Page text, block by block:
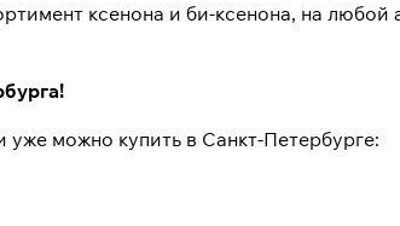
ксенона и би-ксенона, на любой
можно купить в Санкт-Петербурге: